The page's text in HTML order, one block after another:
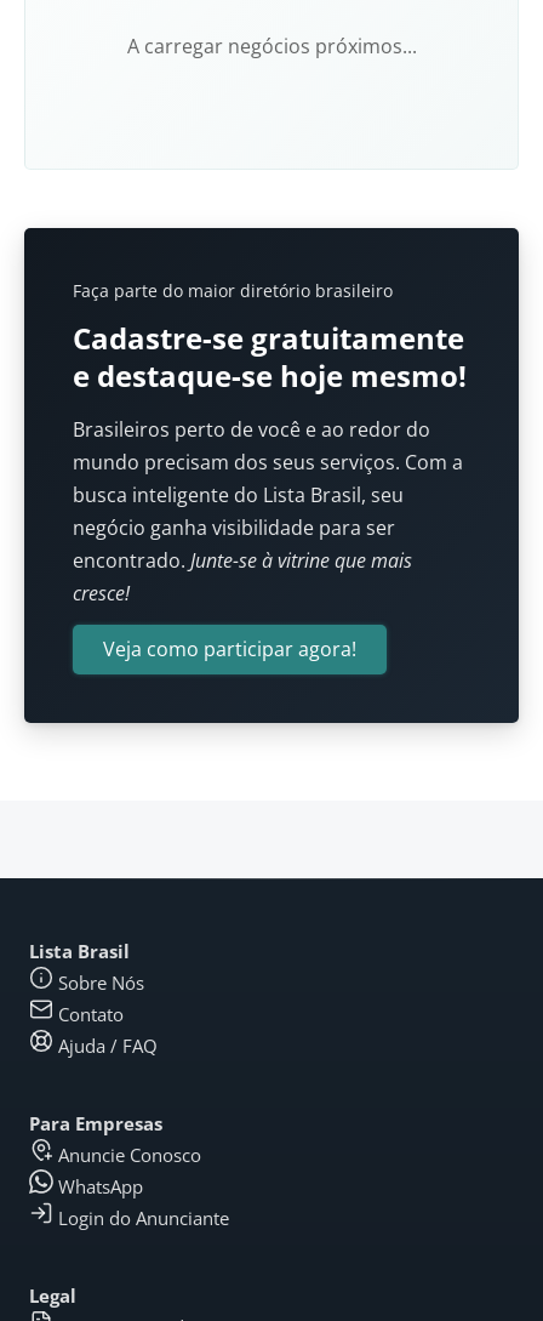
A carregar negócios próximos...
Faça parte do maior diretório brasileiro
Cadastre-se gratuitamente
e destaque-se hoje mesmo!
Brasileiros perto de você e ao redor do
mundo precisam dos seus serviços. Com a
busca inteligente do Lista Brasil, seu
negócio ganha visibilidade para ser
encontrado. Junte-se à vitrine que mais
cresce!
Veja como participar agora!
Lista Brasil
Sobre Nós
Contato
Ajuda / FAQ
Para Empresas
Anuncie Conosco
WhatsApp
Login do Anunciante
Legal